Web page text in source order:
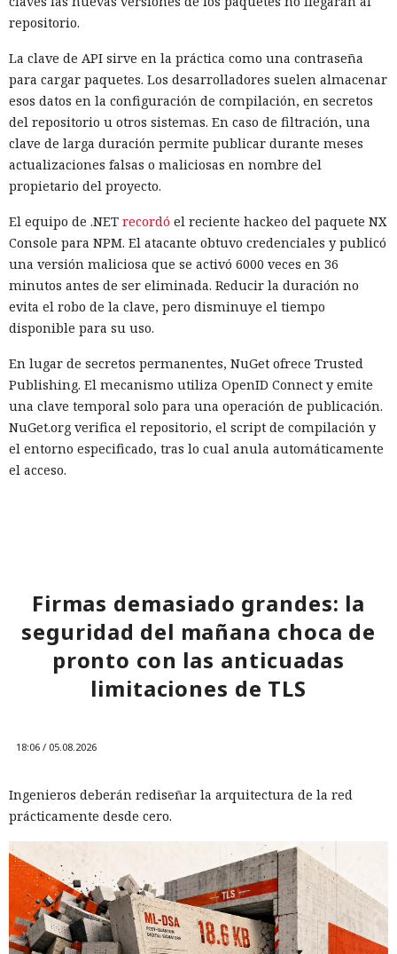
repositorio.
La clave de API sirve en la práctica como una contraseña
para cargar paquetes. Los desarrolladores suelen almacenar
esos datos en la configuración de compilación, en secretos
del repositorio u otros sistemas. En caso de filtración, una
clave de larga duración permite publicar durante meses
actualizaciones falsas o maliciosas en nombre del
propietario del proyecto.
El equipo de .NET recordó el reciente hackeo del paquete NX
Console para NPM. El atacante obtuvo credenciales y publicó
una versión maliciosa que se activó 6000 veces en 36
minutos antes de ser eliminada. Reducir la duración no
evita el robo de la clave, pero disminuye el tiempo
disponible para su uso.
En lugar de secretos permanentes, NuGet ofrece Trusted
Publishing. El mecanismo utiliza OpenID Connect y emite
una clave temporal solo para una operación de publicación.
NuGet.org verifica el repositorio, el script de compilación y
el entorno especificado, tras lo cual anula automáticamente
el acceso.
fuente ni en los registros, y los datos comprometidos deben
eliminarse de inmediato.
Firmas demasiado grandes: la
seguridad del mañana choca de
pronto con las anticuadas
limitaciones de TLS
18:06 / 05.08.2026
Ingenieros deberán rediseñar la arquitectura de la red
prácticamente desde cero.